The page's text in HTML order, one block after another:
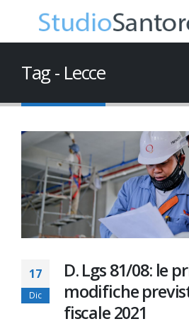
Tag - Lecce
17
Dic
D. Lgs 81/08: le
modifiche
fiscale 2021